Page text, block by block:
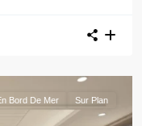
Bord De Mer Sur Plan